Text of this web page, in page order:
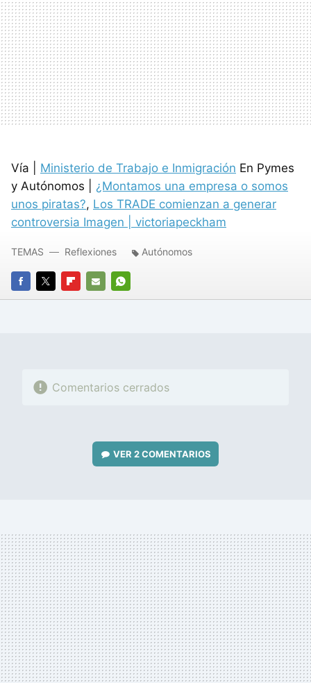
Vía | Ministerio de Trabajo e Inmigración En Pymes
y Autónomos | ¿Montamos una empresa o somos
unos piratas?, Los TRADE comienzan a generar
controversia Imagen | victoriapeckham
FACEBOOK
TWITTERFLIPBOARD
E-
WHATSAPP
TEMAS Reflexiones Autónomos
Comentarios cerrados
VER2 COMENTARIOS